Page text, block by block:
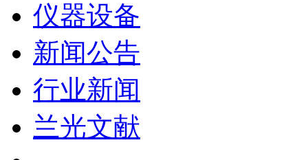
仪器设备
新闻公告
行业新闻
兰光文献